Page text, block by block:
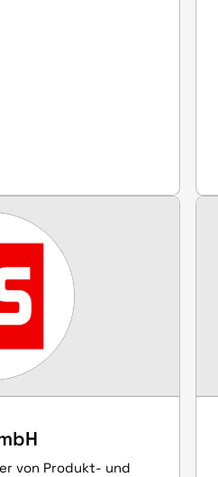
von Produkt- und